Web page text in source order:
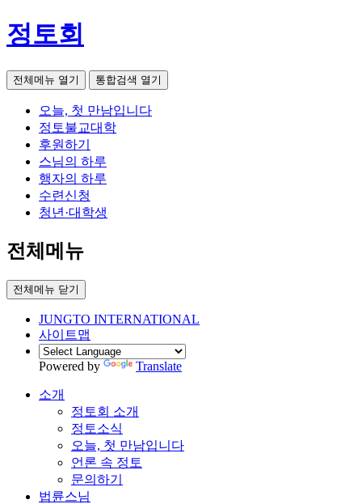
정토회
전체메뉴 열기 통합검색 열기
오늘, 첫 만남입니다
정토불교대학
후원하기
스님의 하루
행자의 하루
수련신청
청년·대학생
전체메뉴
전체메뉴 닫기
JUNGTO INTERNATIONAL
사이트맵
Powered by Translate
소개
정토회 소개
정토소식
오늘, 첫 만남입니다
언론 속 정토
문의하기
법륜스님